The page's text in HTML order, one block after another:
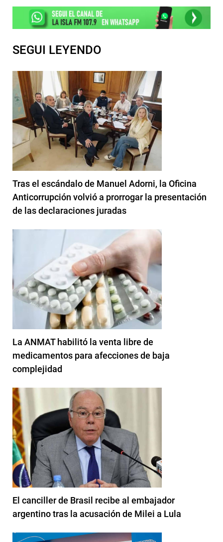
SEGUI LEYENDO
Tras el escándalo de Manuel Adorni, la Oficina
Anticorrupción volvió a prorrogar la presentación
de las declaraciones juradas
La ANMAT habilitó la venta libre de
medicamentos para afecciones de baja
complejidad
El canciller de Brasil recibe al embajador
argentino tras la acusación de Milei a Lula